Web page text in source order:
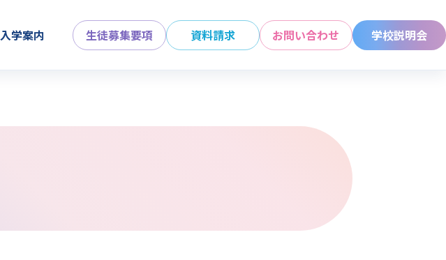
入学案内 生徒募集要項 資料請求 お問い合わせ 学校説明会